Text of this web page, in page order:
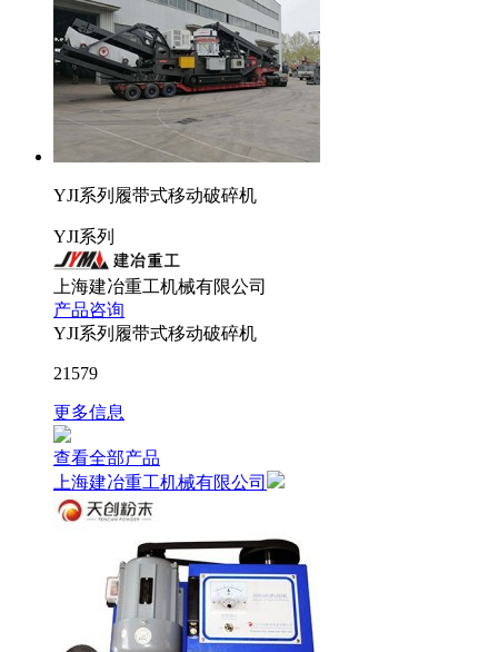
YJI系列履带式移动破碎机
YJI系列
上海建冶重工机械有限公司
产品咨询
YJI系列履带式移动破碎机
21579
更多信息
查看全部产品
上海建冶重工机械有限公司